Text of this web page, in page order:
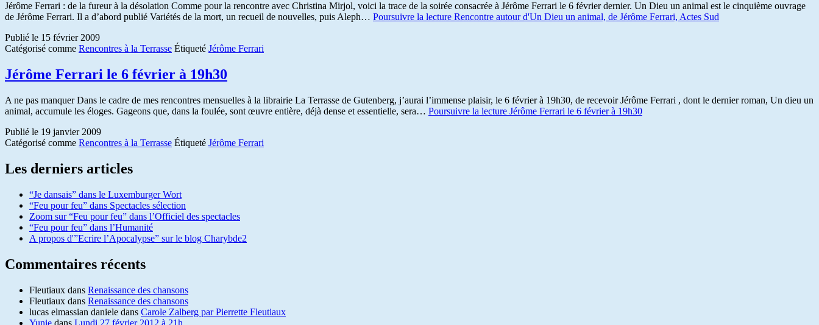
Jérôme Ferrari : de la fureur à la désolation Comme pour la rencontre avec Christina Mirjol, voici la trace de la soirée consacrée à Jérôme Ferrari le 6 février dernier. Un Dieu un animal est le cinquième ouvrage
de Jérôme Ferrari. Il a d’abord publié Variétés de la mort, un recueil de nouvelles, puis Aleph… Poursuivre la lecture Rencontre autour d'Un Dieu un animal, de Jérôme Ferrari, Actes Sud
Publié le 15 février 2009
Catégorisé comme Rencontres à la Terrasse Étiqueté Jérôme Ferrari
Jérôme Ferrari le 6 février à 19h30
A ne pas manquer Dans le cadre de mes rencontres mensuelles à la librairie La Terrasse de Gutenberg, j’aurai l’immense plaisir, le 6 février à 19h30, de recevoir Jérôme Ferrari , dont le dernier roman, Un dieu un
animal, accumule les éloges. Gageons que, dans la foulée, sont œuvre entière, déjà dense et essentielle, sera… Poursuivre la lecture Jérôme Ferrari le 6 février à 19h30
Publié le 19 janvier 2009
Catégorisé comme Rencontres à la Terrasse Étiqueté Jérôme Ferrari
Les derniers articles
“Je dansais” dans le Luxemburger Wort
“Feu pour feu” dans Spectacles sélection
Zoom sur “Feu pour feu” dans l’Officiel des spectacles
“Feu pour feu” dans l’Humanité
A propos d'”Ecrire l’Apocalypse” sur le blog Charybde2
Commentaires récents
Fleutiaux dans Renaissance des chansons
Fleutiaux dans Renaissance des chansons
lucas elmassian daniele dans Carole Zalberg par Pierrette Fleutiaux
Yunie dans Lundi 27 février 2012 à 21h